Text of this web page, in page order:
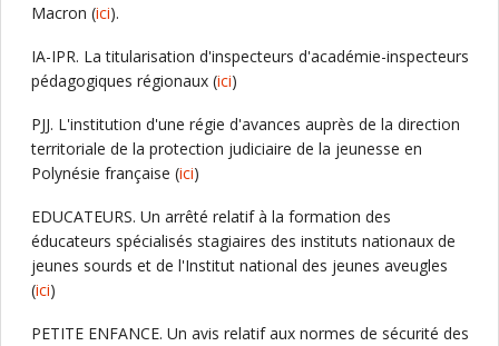
Macron (ici).
IA-IPR. La titularisation d'inspecteurs d'académie-inspecteurs
pédagogiques régionaux (ici)
PJJ. L'institution d'une régie d'avances auprès de la direction
territoriale de la protection judiciaire de la jeunesse en
Polynésie française (ici)
EDUCATEURS. Un arrêté relatif à la formation des
éducateurs spécialisés stagiaires des instituts nationaux de
jeunes sourds et de l'Institut national des jeunes aveugles
(ici)
PETITE ENFANCE. Un avis relatif aux normes de sécurité des